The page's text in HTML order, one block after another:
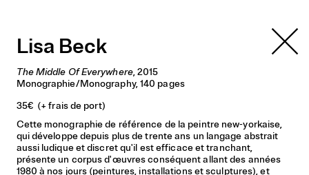
Lisa Beck
The Middle Of Everywhere, 2015
Monographie/Monography, 140 pages
35€ (+ frais de port)
Cette monographie de référence de la peintre new-yorkaise,
qui développe depuis plus de trente ans un langage abstrait
aussi ludique et discret qu'il est efficace et tranchant,
présente un corpus d'œuvres conséquent allant des années
1980 à nos jours (peintures, installations et sculptures), et